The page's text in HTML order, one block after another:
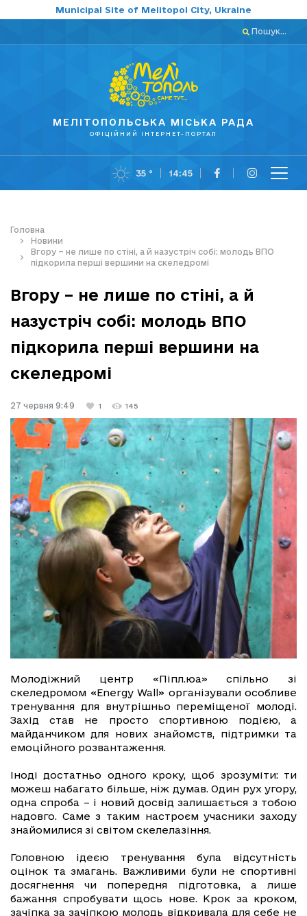
Municipal Site of Melitopol City, Ukraine
Пошук...
МЕЛІТОПОЛЬСЬКА МІСЬКА РАДА
ОФІЦІЙНИЙ ІНТЕРНЕТ-ПОРТАЛ
35 ° 14:45
Головна
Новини
Вгору – не лише по стіні, а й назустріч собі: молодь ВПО
підкорила перші вершини на скеледромі
Вгору – не лише по стіні, а й
назустріч собі: молодь ВПО
підкорила перші вершини на
скеледромі
27 червня 9:49 1 145
Молодіжний центр «Піпл.юа» спільно зі
скеледромом «Energy Wall» організували особливе
тренування для внутрішньо переміщеної молоді.
Захід став не просто спортивною подією, а
майданчиком для нових знайомств, підтримки та
емоційного розвантаження.
Іноді достатньо одного кроку, щоб зрозуміти: ти
можеш набагато більше, ніж думав. Один рух угору,
одна спроба – і новий досвід залишається з тобою
надовго. Саме з таким настроєм учасники заходу
знайомилися зі світом скелелазіння.
Головною ідеєю тренування була відсутність
оцінок та змагань. Важливими були не спортивні
досягнення чи попередня підготовка, а лише
бажання спробувати щось нове. Крок за кроком,
зачіпка за зачіпкою молодь відкривала для себе не